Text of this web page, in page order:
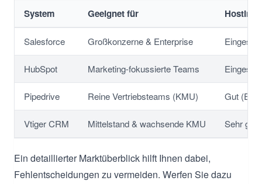
System Geeignet für Hosting
Salesforce Großkonzerne & Enterprise
HubSpot Marketing-fokussierte Teams
Pipedrive Reine Vertriebsteams (KMU) Gut (EU-
Vtiger CRM Mittelstand & wachsende KMU Sehr gut
Ein detaillierter Marktüberblick hilft Ihnen dabei,
Fehlentscheidungen zu vermeiden. Werfen Sie dazu